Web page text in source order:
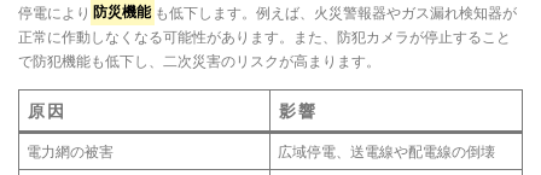
停電により 防災機能 も低下します。例えば、火災警報器やガス漏れ検知器が
正常に作動しなくなる可能性があります。また、防犯カメラが停止すること
で防犯機能も低下し、二次災害のリスクが高まります。
原因 影響
電力網の被害 広域停電、送電線や配電線の倒壊